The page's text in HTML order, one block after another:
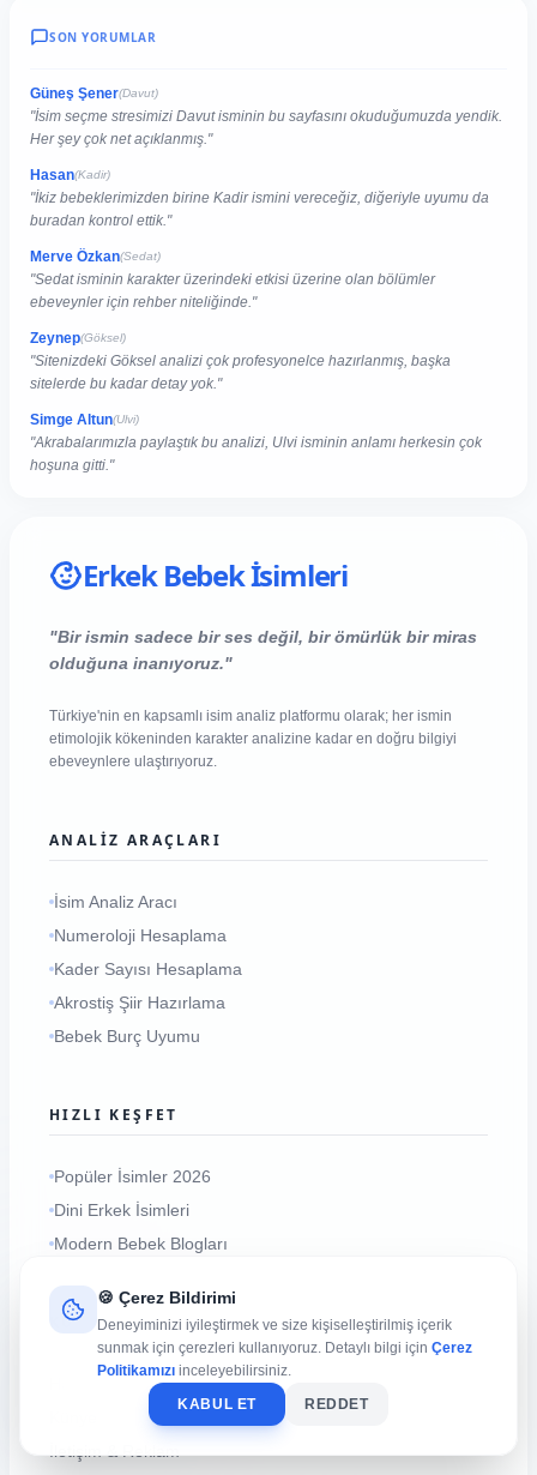
SON YORUMLAR
Güneş Şener(Davut)
"İsim seçme stresimizi Davut isminin bu sayfasını okuduğumuzda yendik.
Her şey çok net açıklanmış."
Hasan(Kadir)
"İkiz bebeklerimizden birine Kadir ismini vereceğiz, diğeriyle uyumu da
buradan kontrol ettik."
Merve Özkan(Sedat)
"Sedat isminin karakter üzerindeki etkisi üzerine olan bölümler
ebeveynler için rehber niteliğinde."
Zeynep(Göksel)
"Sitenizdeki Göksel analizi çok profesyonelce hazırlanmış, başka
sitelerde bu kadar detay yok."
Simge Altun(Ulvi)
"Akrabalarımızla paylaştık bu analizi, Ulvi isminin anlamı herkesin çok
hoşuna gitti."
Erkek Bebek İsimleri
"Bir ismin sadece bir ses değil, bir ömürlük bir miras
olduğuna inanıyoruz."
Türkiye'nin en kapsamlı isim analiz platformu olarak; her ismin
etimolojik kökeninden karakter analizine kadar en doğru bilgiyi
ebeveynlere ulaştırıyoruz.
ANALIZ ARAÇLARI
İsim Analiz Aracı
Numeroloji Hesaplama
Kader Sayısı Hesaplama
Akrostiş Şiir Hazırlama
Bebek Burç Uyumu
HIZLI KEŞFET
Popüler İsimler 2026
Dini Erkek İsimleri
Modern Bebek Blogları
KURUMSAL
🍪 Çerez Bildirimi
Deneyiminizi iyileştirmek ve size kişiselleştirilmiş içerik
sunmak için çerezleri kullanıyoruz. Detaylı bilgi için Çerez
Politikamızı inceleyebilirsiniz.
KABUL ET
REDDET